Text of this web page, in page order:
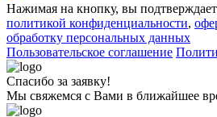
Нажимая на кнопку, вы
политикой конфиденциальности,
обработку персональных данных
Пользовательское соглашение
Спасибо за заявку!
Мы свяжемся с Вами в ближайшее